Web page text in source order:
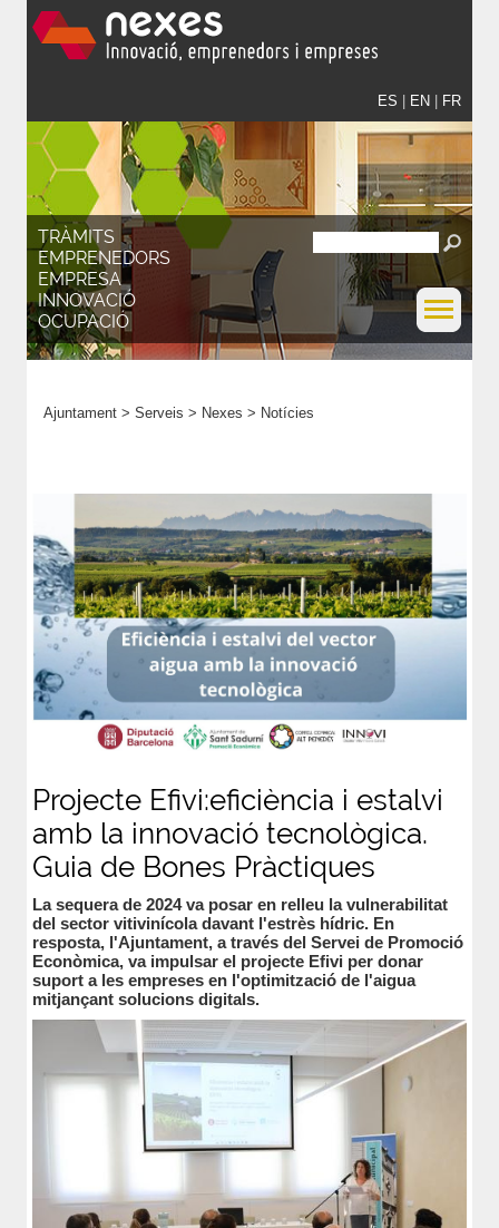
ES EN FR
TRÀMITS
EMPRENEDORS
EMPRESA
INNOVACIÓ
OCUPACIÓ
Ajuntament > Serveis > Nexes > Notícies
Projecte Efivi:eficiència i estalvi
amb la innovació tecnològica.
Guia de Bones Pràctiques
La sequera de 2024 va posar en relleu la vulnerabilitat
del sector vitivinícola davant l'estrès hídric. En
resposta, l'Ajuntament, a través del Servei de Promoció
Econòmica, va impulsar el projecte Efivi per donar
suport a les empreses en l'optimització de l'aigua
mitjançant solucions digitals.